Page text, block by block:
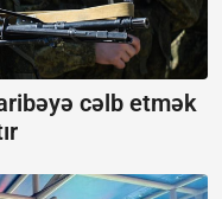
cəlb etmək